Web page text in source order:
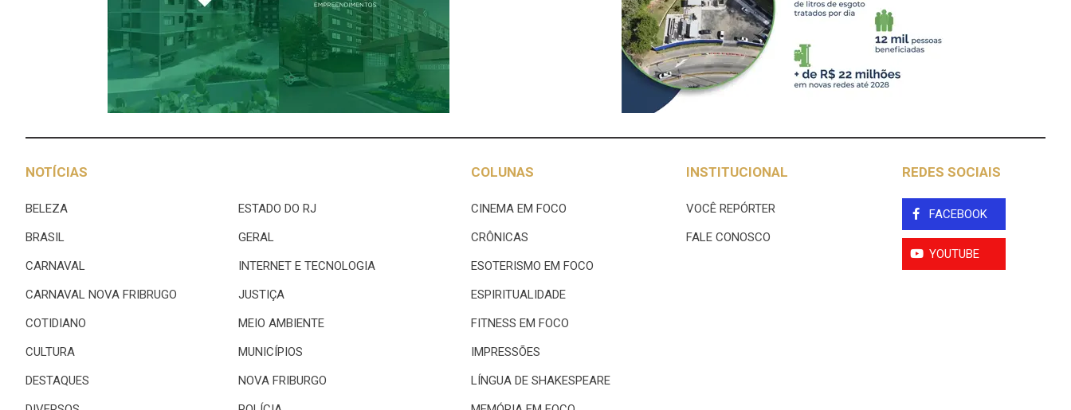
NOTÍCIAS
BELEZA
BRASIL
CARNAVAL
CARNAVAL NOVA FRIBRUGO
COTIDIANO
CULTURA
DESTAQUES
ESTADO DO RJ
GERAL
INTERNET E TECNOLOGIA
JUSTIÇA
MEIO AMBIENTE
MUNICÍPIOS
NOVA FRIBURGO
COLUNAS
CINEMA EM FOCO
CRÔNICAS
ESOTERISMO EM FOCO
ESPIRITUALIDADE
FITNESS EM FOCO
IMPRESSÕES
LÍNGUA DE SHAKESPEARE
INSTITUCIONAL
VOCÊ REPÓRTER
FALE CONOSCO
REDES SOCIAIS
FACEBOOK
YOUTUBE